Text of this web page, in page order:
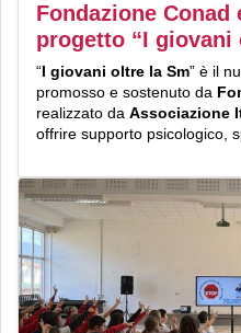
Fondazione Conad
progetto “I giovani
“I giovani oltre la Sm” è il
promosso e sostenuto da
realizzato da Associazione
offrire supporto psicologico,